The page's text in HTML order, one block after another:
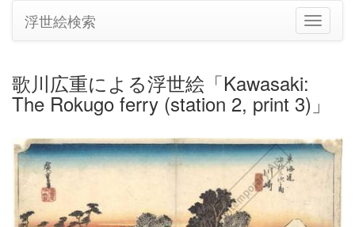
ナ
ビ
ョ
ン
切
り
浮世絵検索
歌川広重による浮世絵「Kawasaki:
The Rokugo ferry (station 2, print 3)」